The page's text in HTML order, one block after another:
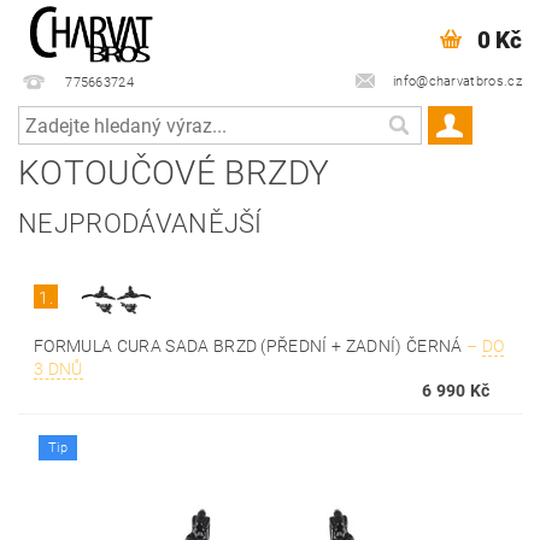
775663724 info@charvatbros.cz
0 Kč
KOTOUČOVÉ BRZDY
NEJPRODÁVANĚJŠÍ
1.
FORMULA CURA SADA BRZD (PŘEDNÍ + ZADNÍ) ČERNÁ – DO
3 DNŮ
6 990 Kč
Tip